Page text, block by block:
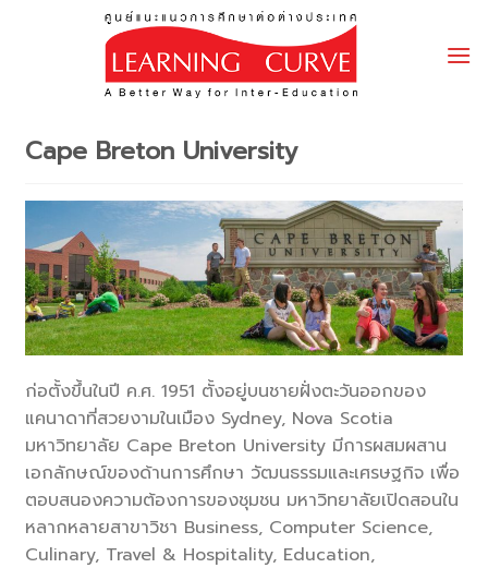
Cape Breton University
ก่อตั้งขึ้นในปี ค.ศ. 1951 ตั้งอยู่บนชายฝั่งตะวันออกของ
แคนาดาที่สวยงามในเมือง Sydney, Nova Scotia
มหาวิทยาลัย Cape Breton University มีการผสมผสาน
เอกลักษณ์ของด้านการศึกษา วัฒนธรรมและเศรษฐกิจ เพื่อ
ตอบสนองความต้องการของชุมชน มหาวิทยาลัยเปิดสอนใน
หลากหลายสาขาวิชา Business, Computer Science,
Culinary, Travel & Hospitality, Education,